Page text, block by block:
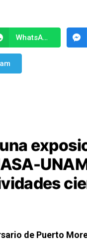
WhatsApp
de Puerto